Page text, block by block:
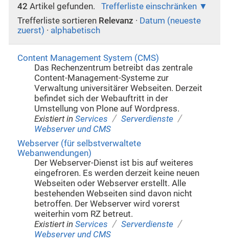
42 Artikel gefunden.
Trefferliste einschränken
Trefferliste sortieren Relevanz · Datum (neueste
zuerst) · alphabetisch
Content Management System (CMS)
Das Rechenzentrum betreibt das zentrale
Content-Management-Systeme zur
Verwaltung universitärer Webseiten. Derzeit
befindet sich der Webauftritt in der
Umstellung von Plone auf Wordpress.
Existiert in Services / Serverdienste /
Webserver und CMS
Webserver (für selbstverwaltete
Webanwendungen)
Der Webserver-Dienst ist bis auf weiteres
eingefroren. Es werden derzeit keine neuen
Webseiten oder Webserver erstellt. Alle
bestehenden Webseiten sind davon nicht
betroffen. Der Webserver wird vorerst
weiterhin vom RZ betreut.
Existiert in Services / Serverdienste /
Webserver und CMS